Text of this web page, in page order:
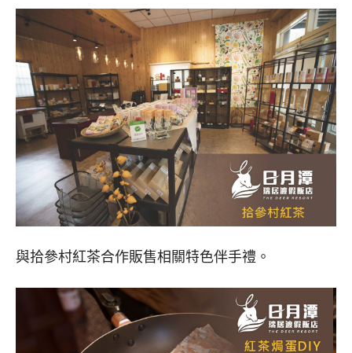
與拾參村紅茶合作販售相關特色伴手禮。